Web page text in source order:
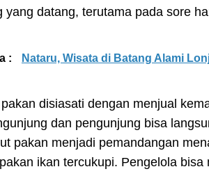
yang datang, terutama pada sore
: Nataru, Wisata di Batang Alami
disiasati dengan menjual
dan pengunjung bisa
pakan menjadi pemandangan
ikan tercukupi. Pengelola